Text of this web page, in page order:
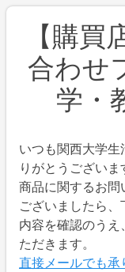
【購
合わせ
学・
いつも関西大学
りがとうございま
商品に関するお
ございましたら、
内容を確認のう
ただきます。
直接メールでも承